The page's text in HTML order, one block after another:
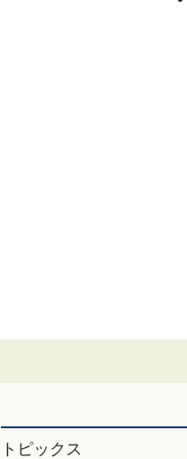
トピックス